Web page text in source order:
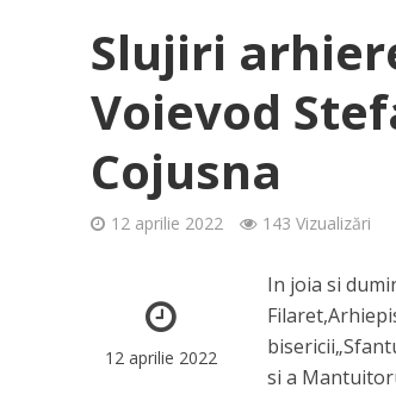
Slujiri
Voievod
Cojusna
12 aprilie 2022 143 Vizualizări
12 aprilie 2022
In joia si
si a